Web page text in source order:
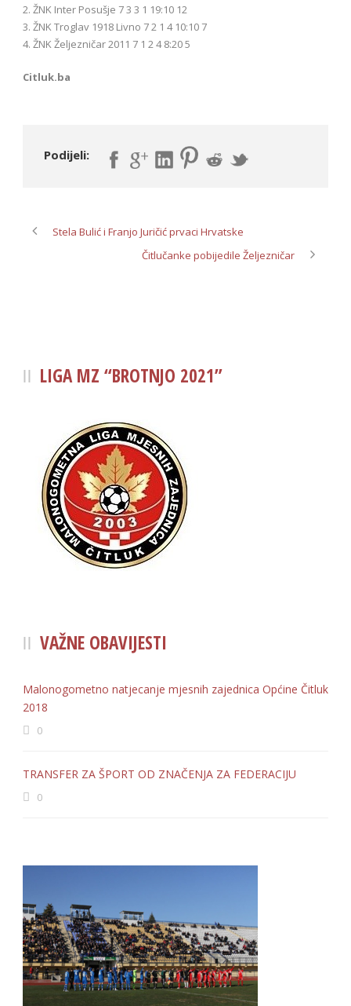
2. ŽNK Inter Posušje 7 3 3 1 19:10 12
3. ŽNK Troglav 1918 Livno 7 2 1 4 10:10 7
4. ŽNK Željezničar 2011 7 1 2 4 8:20 5
Citluk.ba
Podijeli:
Stela Bulić i Franjo Juričić prvaci Hrvatske
Čitlučanke pobijedile Željezničar
LIGA MZ “BROTNJO 2021”
VAŽNE OBAVIJESTI
Malonogometno natjecanje mjesnih zajednica Općine Čitluk
2018
0
TRANSFER ZA ŠPORT OD ZNAČENJA ZA FEDERACIJU
0